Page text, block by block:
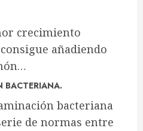
crecimiento
añadiendo
BACTERIANA.
bacteriana
de normas entre